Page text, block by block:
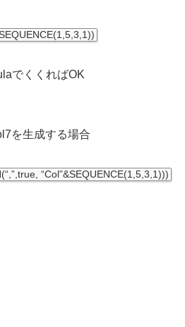
(1,5,3,1))
でくくればOK
を生成する場合
(“,”,true, “Col”&SEQUENCE(1,5,3,1)))